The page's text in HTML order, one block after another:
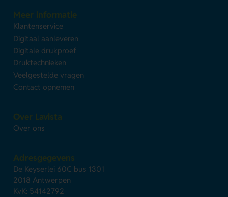
Meer informatie
Klantenservice
Digitaal aanleveren
Digitale drukproef
Druktechnieken
Veelgestelde vragen
Contact opnemen
Over Lavista
Over ons
Adresgegevens
De Keyserlei 60C bus 1301
2018 Antwerpen
KvK: 54142792